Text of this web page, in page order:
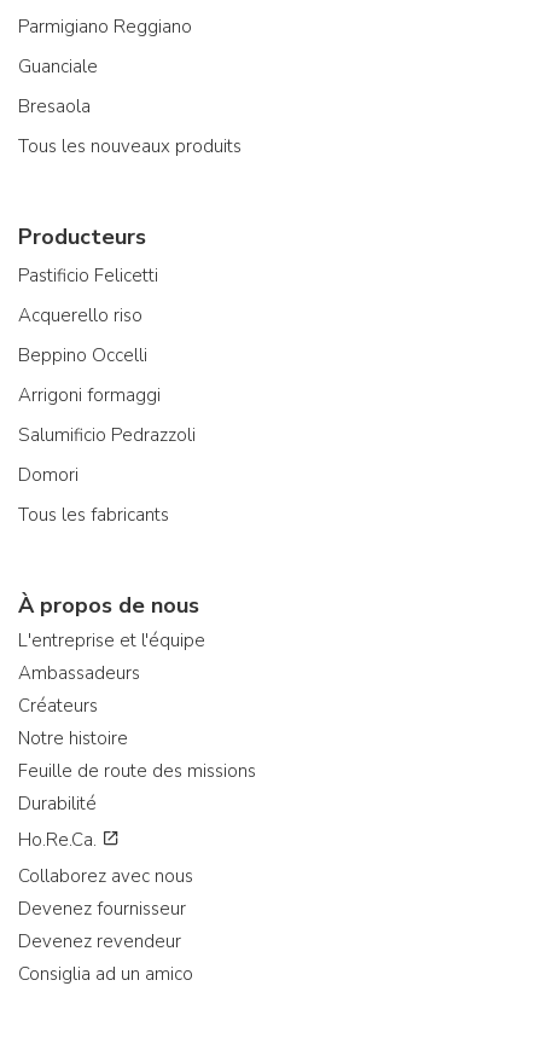
Parmigiano Reggiano
Guanciale
Bresaola
Tous les nouveaux produits
Producteurs
Pastificio Felicetti
Acquerello riso
Beppino Occelli
Arrigoni formaggi
Salumificio Pedrazzoli
Domori
Tous les fabricants
À propos de nous
L'entreprise et l'équipe
Ambassadeurs
Créateurs
Notre histoire
Feuille de route des missions
Durabilité
Ho.Re.Ca.
Collaborez avec nous
Devenez fournisseur
Devenez revendeur
Consiglia ad un amico